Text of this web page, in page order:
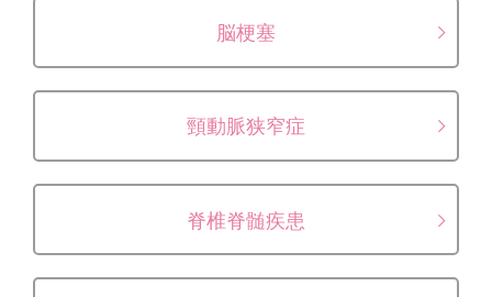
脳梗塞
頸動脈狭窄症
脊椎脊髄疾患